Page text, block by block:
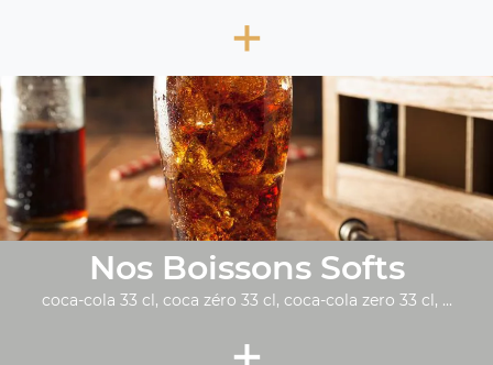
+
Nos Boissons Softs
coca-cola 33 cl, coca zéro 33 cl, coca-cola zero 33 cl, ...